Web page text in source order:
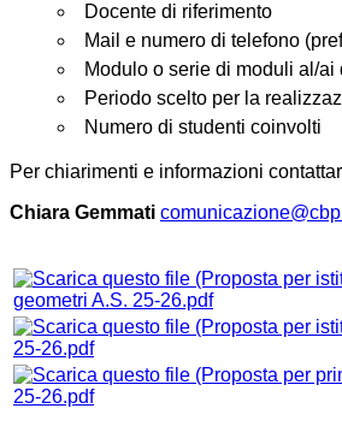
Docente di riferimento
Mail e numero di telefono
Modulo o serie di moduli al/
Periodo scelto per la
Numero di studenti coinvolti
Per chiarimenti e informazioni
Chiara Gemmati
geometri A.S. 25-26.pdf
25-26.pdf
25-26.pdf